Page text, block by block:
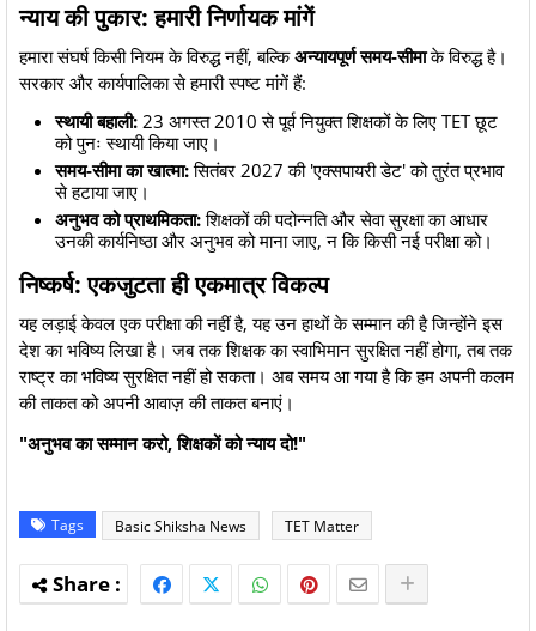
न्याय की पुकार: हमारी निर्णायक मांगें
​हमारा संघर्ष किसी नियम के विरुद्ध नहीं, बल्किअन्यायपूर्ण समय-सीमाके विरुद्ध है।
सरकार और कार्यपालिका से हमारी स्पष्ट मांगें हैं:
स्थायी बहाली: 23 अगस्त 2010 से पूर्व नियुक्त शिक्षकों के लिए TET छूट
को पुनः स्थायी किया जाए।
समय-सीमा का खात्मा:सितंबर 2027 की 'एक्सपायरी डेट' को तुरंत प्रभाव
से हटाया जाए।
अनुभव को प्राथमिकता:शिक्षकों की पदोन्नति और सेवा सुरक्षा का आधार
उनकी कार्यनिष्ठा और अनुभव को माना जाए, न कि किसी नई परीक्षा को।
निष्कर्ष: एकजुटता ही एकमात्र विकल्प
​यह लड़ाई केवल एक परीक्षा की नहीं है, यह उन हाथों के सम्मान की है जिन्होंने इस
देश का भविष्य लिखा है। जब तक शिक्षक का स्वाभिमान सुरक्षित नहीं होगा, तब तक
राष्ट्र का भविष्य सुरक्षित नहीं हो सकता। अब समय आ गया है कि हम अपनी कलम
की ताकत को अपनी आवाज़ की ताकत बनाएं।
"अनुभव का सम्मान करो, शिक्षकों को न्याय दो!"
Tags Basic Shiksha News TET Matter